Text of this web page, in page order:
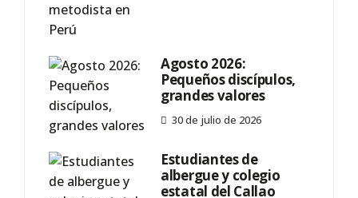
Agosto 2026:
Pequeños discípulos,
grandes valores
30 de julio de 2026
Estudiantes de
albergue y colegio
estatal del Callao